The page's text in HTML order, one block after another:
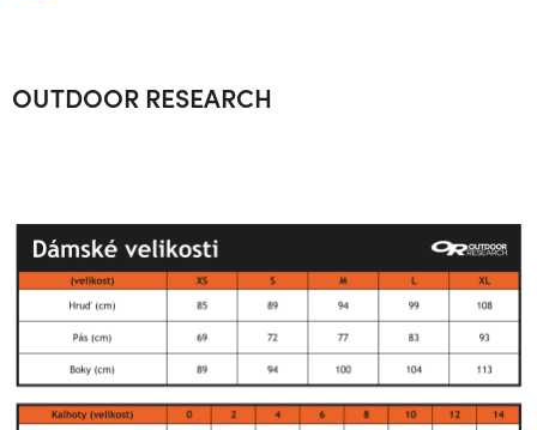
OUTDOOR RESEARCH